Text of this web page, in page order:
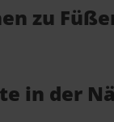
zu
in der